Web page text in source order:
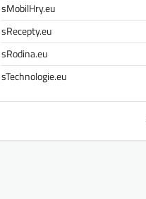
sMobilHry.eu
sRecepty.eu
sRodina.eu
sTechnologie.eu